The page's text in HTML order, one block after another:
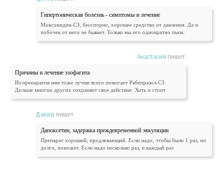
Гипертоническая болезнь - симптомы и лечение
Моксонидин-СЗ, бесспорно, хорошее средство от давления. Да и
побочек от него не бывает. Только мы его однократно пьем.
Анастасия пишет:
Причины и лечение эзофагита
Из препаратов мне тоже лучше всего помогает Рабепразол-СЗ.
Дольше многих других сохраняет свое действие. Хоть и стоит
Давид пишет:
Дапоксетин, задержка преждевременной эякуляции
Препарат хороший, продлевающий. Если надо, чтобы было 1 раз, но
долго, поможет. Если надо несколько раз, и каждый раз